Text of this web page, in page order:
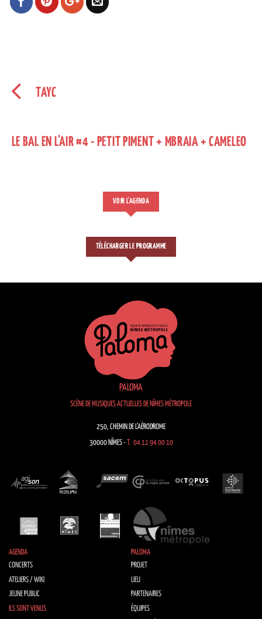
TAYC
LE BAL EN L'AIR #4 - PETIT PIMENT + MBRAIA + CAMELEO
VOIR L'AGENDA
TÉLÉCHARGER LE PROGRAMME
PALOMA
SCÈNE DE MUSIQUES ACTUELLES DE NÎMES MÉTROPOLE
250, CHEMIN DE L’AÉRODROME
30000 NÎMES -T. 04 11 94 00 10
AGENDA
CONCERTS
ATELIERS / WIKI
JEUNE PUBLIC
ILS SONT VENUS
PALOMA
PROJET
LIEU
PARTENAIRES
ÉQUIPES